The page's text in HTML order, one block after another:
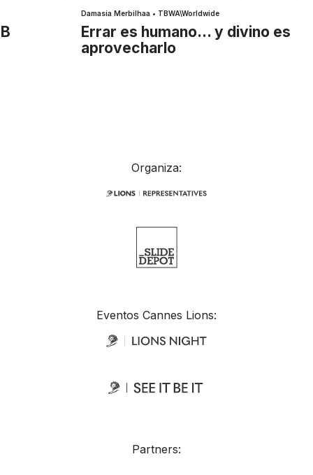
Damasia Merbilhaa • TBWA\Worldwide
Errar es humano… y divino es
aprovecharlo
Organiza:
Eventos Cannes Lions:
Partners: